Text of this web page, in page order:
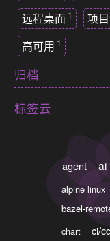
远程桌面 1 项
高可用 1
归档
标签云
agent ai
alpine linux
bazel-
chart
ci/